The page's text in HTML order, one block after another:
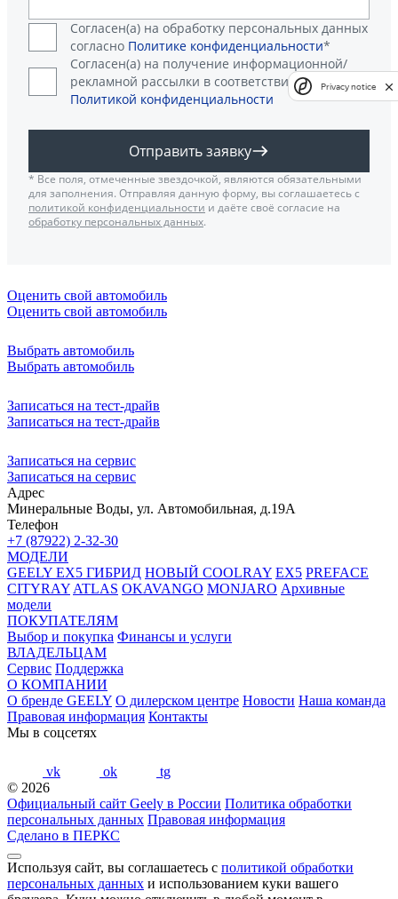
Согласен(а) на обработку персональных данных
согласно Политике конфиденциальности*
Согласен(а) на получение информационной/
рекламной рассылки в соответствии с
Политикой конфиденциальности
Отправить заявку
* Все поля, отмеченные звездочкой, являются обязательными
для заполнения. Отправляя данную форму, вы соглашаетесь с
политикой конфиденциальности и даёте своё согласие на
обработку персональных данных.
Оценить свой автомобиль
Оценить свой автомобиль
Выбрать автомобиль
Выбрать автомобиль
Записаться на тест-драйв
Записаться на тест-драйв
Записаться на сервис
Записаться на сервис
Адрес
Минеральные Воды, ул. Автомобильная, д.19А
Телефон
+7 (87922) 2-32-30
МОДЕЛИ
GEELY EX5 ГИБРИД НОВЫЙ COOLRAY EX5 PREFACE
CITYRAY ATLAS OKAVANGO MONJARO Архивные
модели
ПОКУПАТЕЛЯМ
Выбор и покупка Финансы и услуги
ВЛАДЕЛЬЦАМ
Сервис Поддержка
О КОМПАНИИ
О бренде GEELY О дилерском центре Новости Наша команда
Правовая информация Контакты
Мы в соцсетях
vk ok
tg
© 2026
Официальный сайт Geely в России Политика обработки
персональных данных Правовая информация
Сделано в ПЕРКС
Используя сайт, вы соглашаетесь с политикой обработки
персональных данных и использованием куки вашего
Privacy notice